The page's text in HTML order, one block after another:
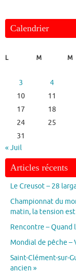
Calendrier
L
M M
3
4
10
11
17
18
24
25
31
« Juil
Articles récents
Le Creusot – 28
Championnat du
matin, la tension
Rencontre –
Mondial de pêche –
Saint-Clément-sur-
ancien »